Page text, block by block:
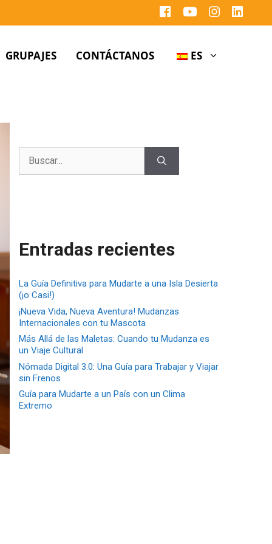
GRUPAJES CONTÁCTANOS ES
Entradas recientes
La Guía Definitiva para Mudarte a una Isla Desierta
(¡o Casi!)
¡Nueva Vida, Nueva Aventura! Mudanzas
Internacionales con tu Mascota
Más Allá de las Maletas: Cuando tu Mudanza es
un Viaje Cultural
Nómada Digital 3.0: Una Guía para Trabajar y Viajar
sin Frenos
Guía para Mudarte a un País con un Clima
Extremo